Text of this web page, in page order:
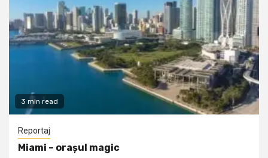
3 min read
Reportaj
Miami – orașul magic